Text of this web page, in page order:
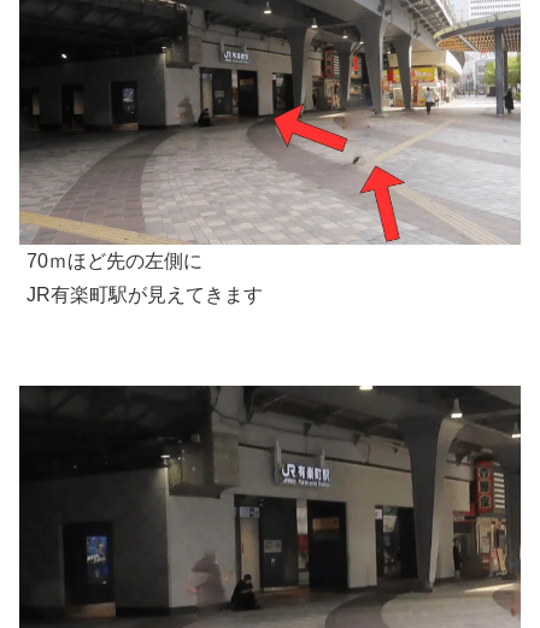
70ｍほど先の左側に
JR有楽町駅が見えてきます